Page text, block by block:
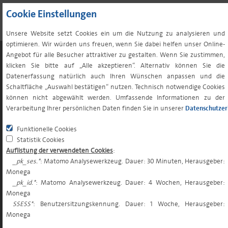
Cookie Einstellungen
Unsere Website setzt Cookies ein um die Nutzung zu analysieren und
optimieren. Wir würden uns freuen, wenn Sie dabei helfen unser Online-
Angebot für alle Besucher attraktiver zu gestalten. Wenn Sie zustimmen,
klicken Sie bitte auf „Alle akzeptieren“. Alternativ können Sie die
Datenerfassung natürlich auch Ihren Wünschen anpassen und die
Schaltfläche „Auswahl bestätigen“ nutzen. Technisch notwendige Cookies
können nicht abgewählt werden. Umfassende Informationen zu der
Verarbeitung Ihrer persönlichen Daten finden Sie in unserer
Funktionelle Cookies
Statistik Cookies
Auflistung der verwendeten Cookies:
_pk_ses.*: Matomo Analysewerkzeug. Dauer: 30 Minuten, Herausgeber:
Monega
_pk_id.*: Matomo Analysewerkzeug. Dauer: 4 Wochen, Herausgeber:
Monega
SSESS*: Benutzersitzungskennung. Dauer: 1 Woche, Herausgeber:
Monega
Footer
menu
INVESTMENTFONDS
Fondsüberblick
Fonds und Steuern
Orderschlusszeiten
Ausschüttungen
Rechtliche Hinweise zu den Fonds
Weitere Informationen zu Monega Publikumsfonds
Weitere Downloads